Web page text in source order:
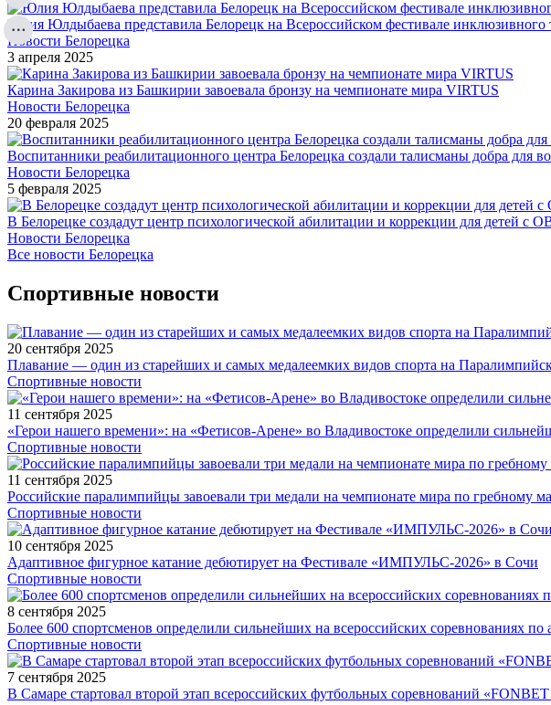
Юлия Юлдыбаева представила Белорецк на Всероссийском фестивале
Новости Белорецка
3 апреля 2025
Карина Закирова из Башкирии завоевала бронзу на чемпионате мира VIRTUS
Новости Белорецка
20 февраля 2025
Воспитанники реабилитационного центра Белорецка создали талисманы добра для
Новости Белорецка
5 февраля 2025
В Белорецке создадут центр психологической абилитации и коррекции для детей с
Новости Белорецка
Все новости Белорецка
Спортивные новости
20 сентября 2025
Плавание — один из старейших и самых медалеемких видов спорта на
Спортивные новости
11 сентября 2025
«Герои нашего времени»: на «Фетисов-Арене» во Владивостоке определили
Спортивные новости
11 сентября 2025
Российские паралимпийцы завоевали три медали на чемпионате мира по гребному
Спортивные новости
10 сентября 2025
Адаптивное фигурное катание дебютирует на Фестивале «ИМПУЛЬС-2026» в Сочи
Спортивные новости
8 сентября 2025
Более 600 спортсменов определили сильнейших на всероссийских соревнованиях
Спортивные новости
7 сентября 2025
В Самаре стартовал второй этап всероссийских футбольных соревнований «FONBET